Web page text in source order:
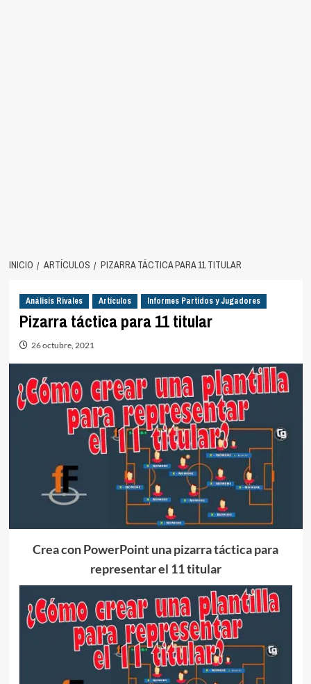
INICIO ARTÍCULOS PIZARRA TÁCTICA PARA 11 TITULAR
Análisis Rivales Artículos Informes Partidos y Jugadores
Pizarra táctica para 11 titular
26 octubre, 2021
Crea con PowerPoint una pizarra táctica para
representar el 11 titular